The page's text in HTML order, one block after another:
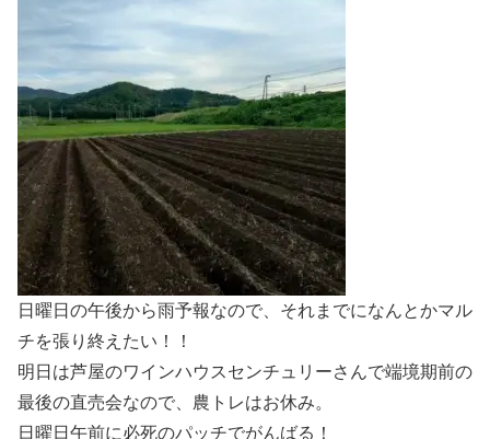
日曜日の午後から雨予報なので、それまでになんとかマル
チを張り終えたい！！
明日は芦屋のワインハウスセンチュリーさんで端境期前の
最後の直売会なので、農トレはお休み。
日曜日午前に必死のパッチでがんばる！